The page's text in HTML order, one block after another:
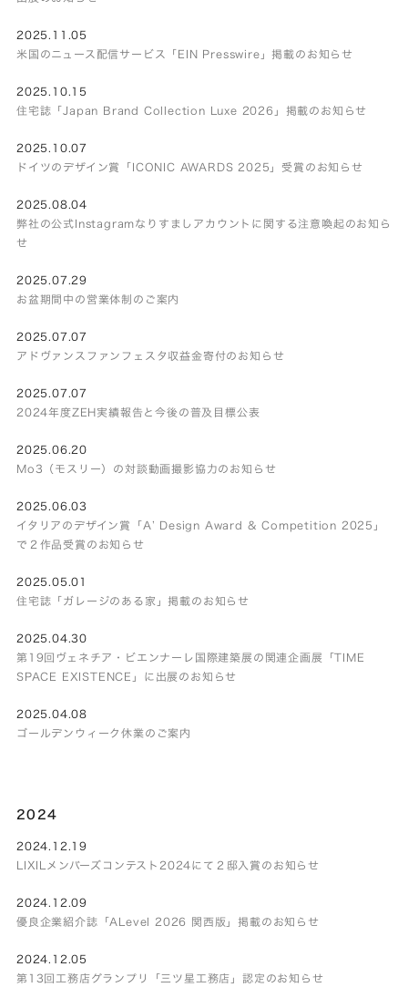
2025.11.05
米国のニュース配信サービス「EIN Presswire」掲載のお知らせ
2025.10.15
住宅誌「Japan Brand Collection Luxe 2026」掲載のお知らせ
2025.10.07
ドイツのデザイン賞「ICONIC AWARDS 2025」受賞のお知らせ
2025.08.04
弊社の公式Instagramなりすましアカウントに関する注意喚起のお知ら
せ
2025.07.29
お盆期間中の営業体制のご案内
2025.07.07
アドヴァンスファンフェスタ収益金寄付のお知らせ
2025.07.07
2024年度ZEH実績報告と今後の普及目標公表
2025.06.20
Mo3（モスリー）の対談動画撮影協力のお知らせ
2025.06.03
イタリアのデザイン賞「A’ Design Award & Competition 2025」
で２作品受賞のお知らせ
2025.05.01
住宅誌「ガレージのある家」掲載のお知らせ
2025.04.30
第19回ヴェネチア・ビエンナーレ国際建築展の関連企画展「TIME
SPACE EXISTENCE」に出展のお知らせ
2025.04.08
ゴールデンウィーク休業のご案内
2024
2024.12.19
LIXILメンバーズコンテスト2024にて２邸入賞のお知らせ
2024.12.09
優良企業紹介誌「ALevel 2026 関西版」掲載のお知らせ
2024.12.05
第13回工務店グランプリ「三ツ星工務店」認定のお知らせ